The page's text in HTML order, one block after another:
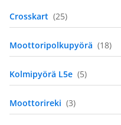
(25)
(18)
(5)
(3)